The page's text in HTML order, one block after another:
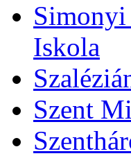
Simonyi
Iskola
Szent